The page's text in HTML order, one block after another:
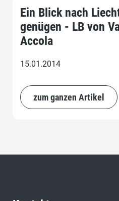
Ein Blick nach
genügen - LB von
Accola
15.01.2014
zum ganzen Artikel